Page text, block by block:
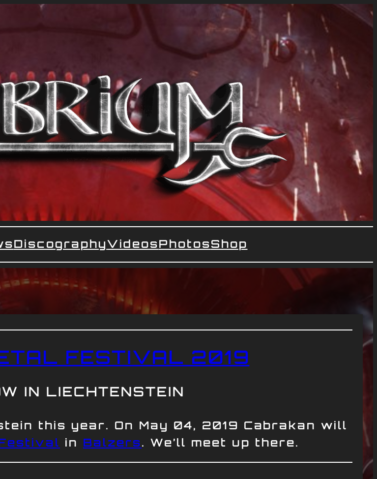
DiscographyVideosPhotosShop
FESTIVAL 2019
IN LIECHTENSTEIN
this year. On May 04, 2019 Cabrakan will
in Balzers. We’ll meet up there.